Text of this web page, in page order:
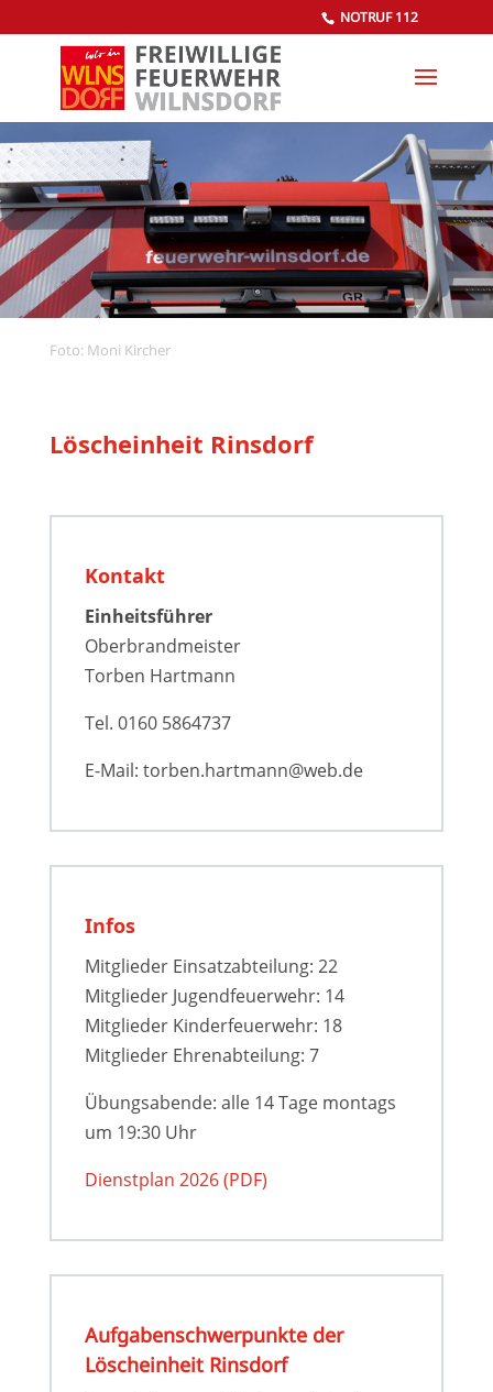
NOTRUF 112
Foto: Moni Kircher
Löscheinheit Rinsdorf
Kontakt
Einheitsführer
Oberbrandmeister
Torben Hartmann
Tel. 0160 5864737
E-Mail: torben.hartmann@web.de
Infos
Mitglieder Einsatzabteilung: 22
Mitglieder Jugendfeuerwehr: 14
Mitglieder Kinderfeuerwehr: 18
Mitglieder Ehrenabteilung: 7
Übungsabende: alle 14 Tage montags
um 19:30 Uhr
Dienstplan 2026 (PDF)
Aufgaben­­schwer­­punkte der
Löscheinheit Rinsdorf